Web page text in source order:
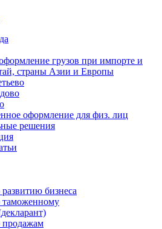
грузов при импорте и
страны Азии и Европы
оформление для физ. лиц
решения
бизнеса